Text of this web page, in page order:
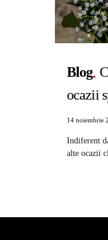
Blog
ocazii
14 noiembrie
Indiferent
alte ocazii